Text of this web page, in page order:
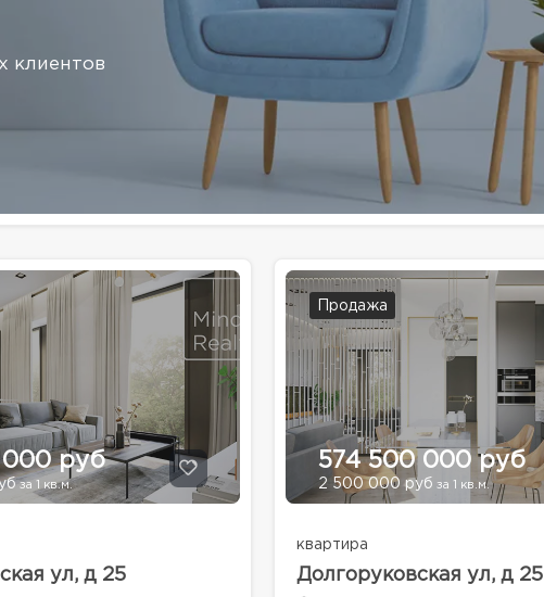
клиентов
000 руб
за 1 кв.м.
ул, д 25
Продажа
574 500 000 руб
2 500 000 руб за 1 кв.м.
квартира
Долгоруковская ул, д 25